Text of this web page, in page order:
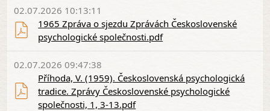
1965 Zpráva o sjezdu Zprávách Československé
psychologické společnosti.pdf
02.07.2026 10:13:11
Příhoda, V. (1959). Československá psychologická
tradice. Zprávy Československé psychologické
společnosti, 1, 3-13.pdf
02.07.2026 09:47:38